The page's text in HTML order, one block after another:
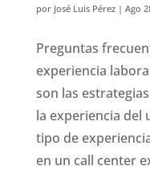
por José Luis Pérez| Ago
Preguntas
experiencia
son las
la experiencia del
tipo de
en un call center